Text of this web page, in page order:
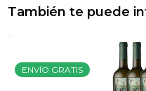
También te puede
ENVÍO GRATIS